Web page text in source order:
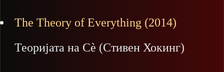
The Theory of Everything (2014)
Теоријата на Сѐ (Стивен Хокинг)